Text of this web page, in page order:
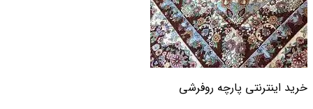
خرید اینترنتی پارچه روفرشی